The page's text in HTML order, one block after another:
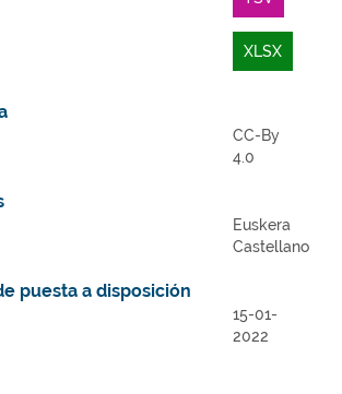
XLSX
CC-By
4.0
Euskera
Castellano
puesta a disposición
15-01-
2022